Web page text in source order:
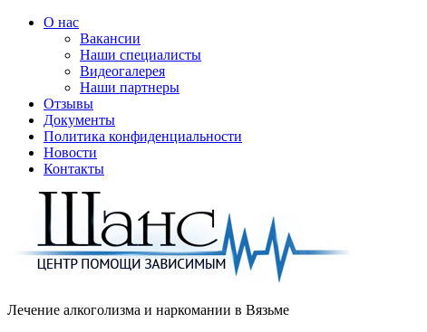
О нас
Вакансии
Наши специалисты
Видеогалерея
Наши партнеры
Отзывы
Документы
Политика конфиденциальности
Новости
Контакты
Лечение алкоголизма и наркомании в Вязьме